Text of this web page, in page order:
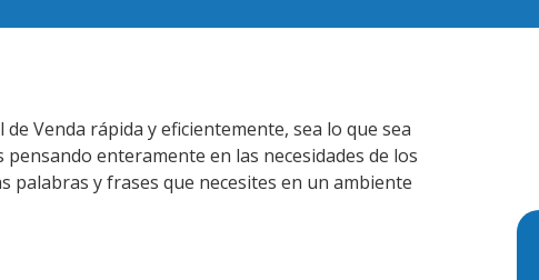
Venda rápida y eficientemente, sea lo que sea
enteramente en las necesidades de los
palabras y frases que necesites en un ambiente